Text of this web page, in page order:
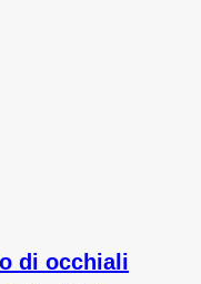
di occhiali